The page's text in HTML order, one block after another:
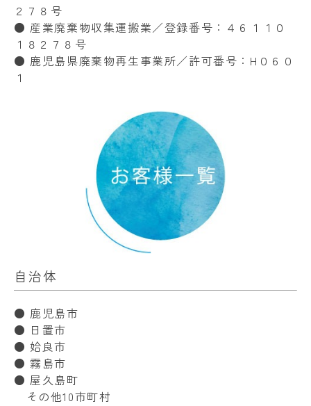
２７８号
● 産業廃棄物収集運搬業／登録番号：４６１１０
１８２７８号
● 鹿児島県廃棄物再生事業所／許可番号：H０６０
１
自治体
● 鹿児島市
● 日置市
● 姶良市
● 霧島市
● 屋久島町
その他10市町村